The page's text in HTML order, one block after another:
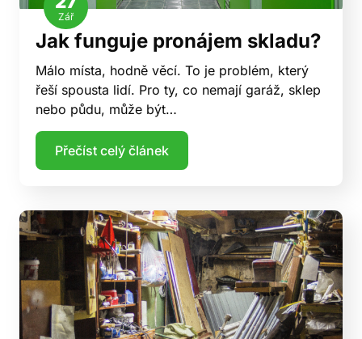
Zář
Jak funguje pronájem skladu?
Málo místa, hodně věcí. To je problém, který
řeší spousta lidí. Pro ty, co nemají garáž, sklep
nebo půdu, může být…
Přečíst celý článek